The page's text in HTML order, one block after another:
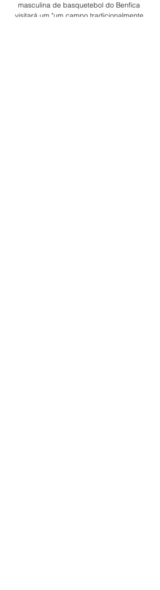
masculina de basquetebol do Benfica
visitará um "um campo tradicionalmente